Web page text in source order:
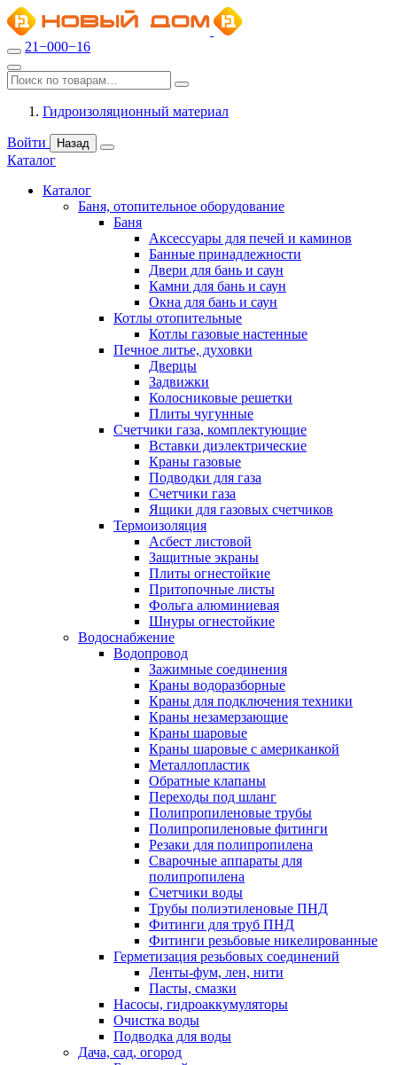
21−000−16
Гидроизоляционный материал
Войти Назад
Каталог
Каталог
Баня, отопительное оборудование
Баня
Аксессуары для печей и каминов
Банные принадлежности
Двери для бань и саун
Камни для бань и саун
Окна для бань и саун
Котлы отопительные
Котлы газовые настенные
Печное литье, духовки
Дверцы
Задвижки
Колосниковые решетки
Плиты чугунные
Счетчики газа, комплектующие
Вставки диэлектрические
Краны газовые
Подводки для газа
Счетчики газа
Ящики для газовых счетчиков
Термоизоляция
Асбест листовой
Защитные экраны
Плиты огнестойкие
Притопочные листы
Фольга алюминиевая
Шнуры огнестойкие
Водоснабжение
Водопровод
Зажимные соединения
Краны водоразборные
Краны для подключения техники
Краны незамерзающие
Краны шаровые
Краны шаровые с американкой
Металлопластик
Обратные клапаны
Переходы под шланг
Полипропиленовые трубы
Полипропиленовые фитинги
Резаки для полипропилена
Сварочные аппараты для
полипропилена
Счетчики воды
Трубы полиэтиленовые ПНД
Фитинги для труб ПНД
Фитинги резьбовые никелированные
Герметизация резьбовых соединений
Ленты-фум, лен, нити
Пасты, смазки
Насосы, гидроаккумуляторы
Очистка воды
Подводка для воды
Дача, сад, огород